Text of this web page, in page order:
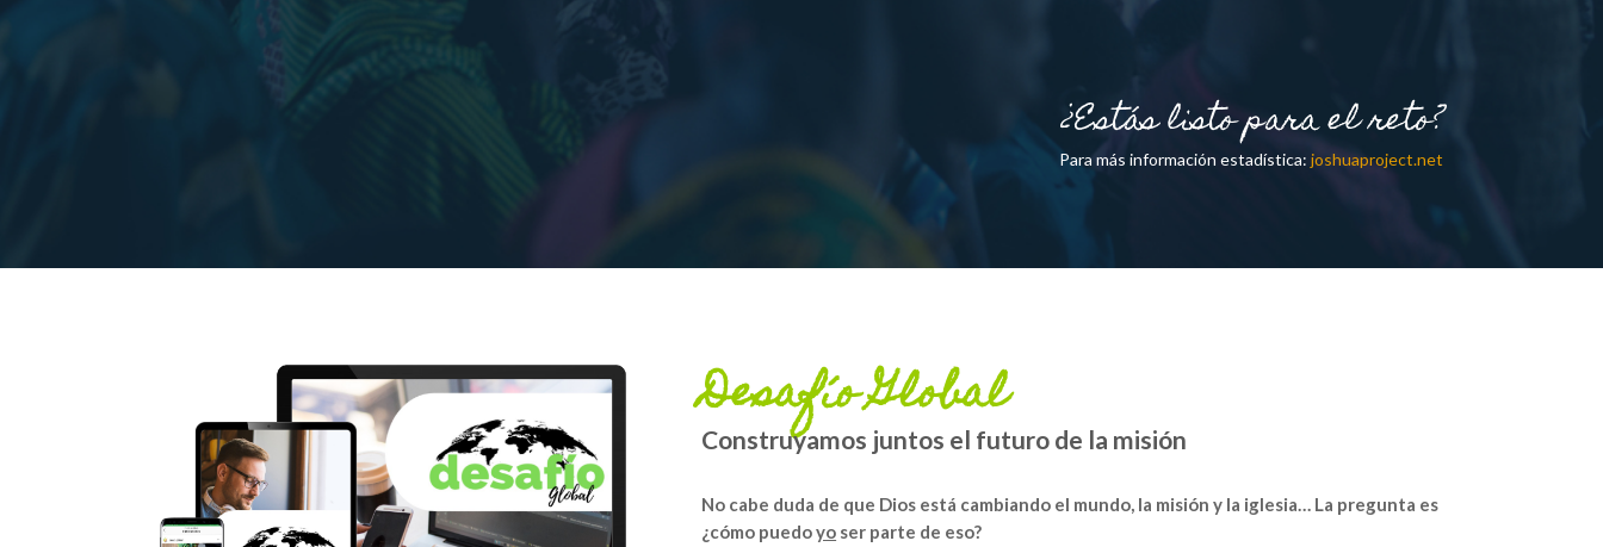
¿Estás listo para el reto?
Para más información estadística: joshuaproject.net
Desafío Global
Construyamos juntos el futuro de la misión
No cabe duda de que Dios está cambiando el mundo, la misión y la iglesia… La pregunta es
¿cómo puedoyo ser parte de eso?